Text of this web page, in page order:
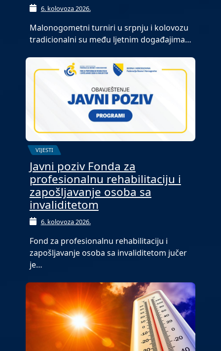
6. kolovoza 2026.
Malonogometni turniri u srpnju i kolovozu
tradicionalni su među ljetnim događajima…
VIJESTI
Javni poziv Fonda za
profesionalnu rehabilitaciju i
zapošljavanje osoba sa
invaliditetom
6. kolovoza 2026.
Fond za profesionalnu rehabilitaciju i
zapošljavanje osoba sa invaliditetom jučer
je…